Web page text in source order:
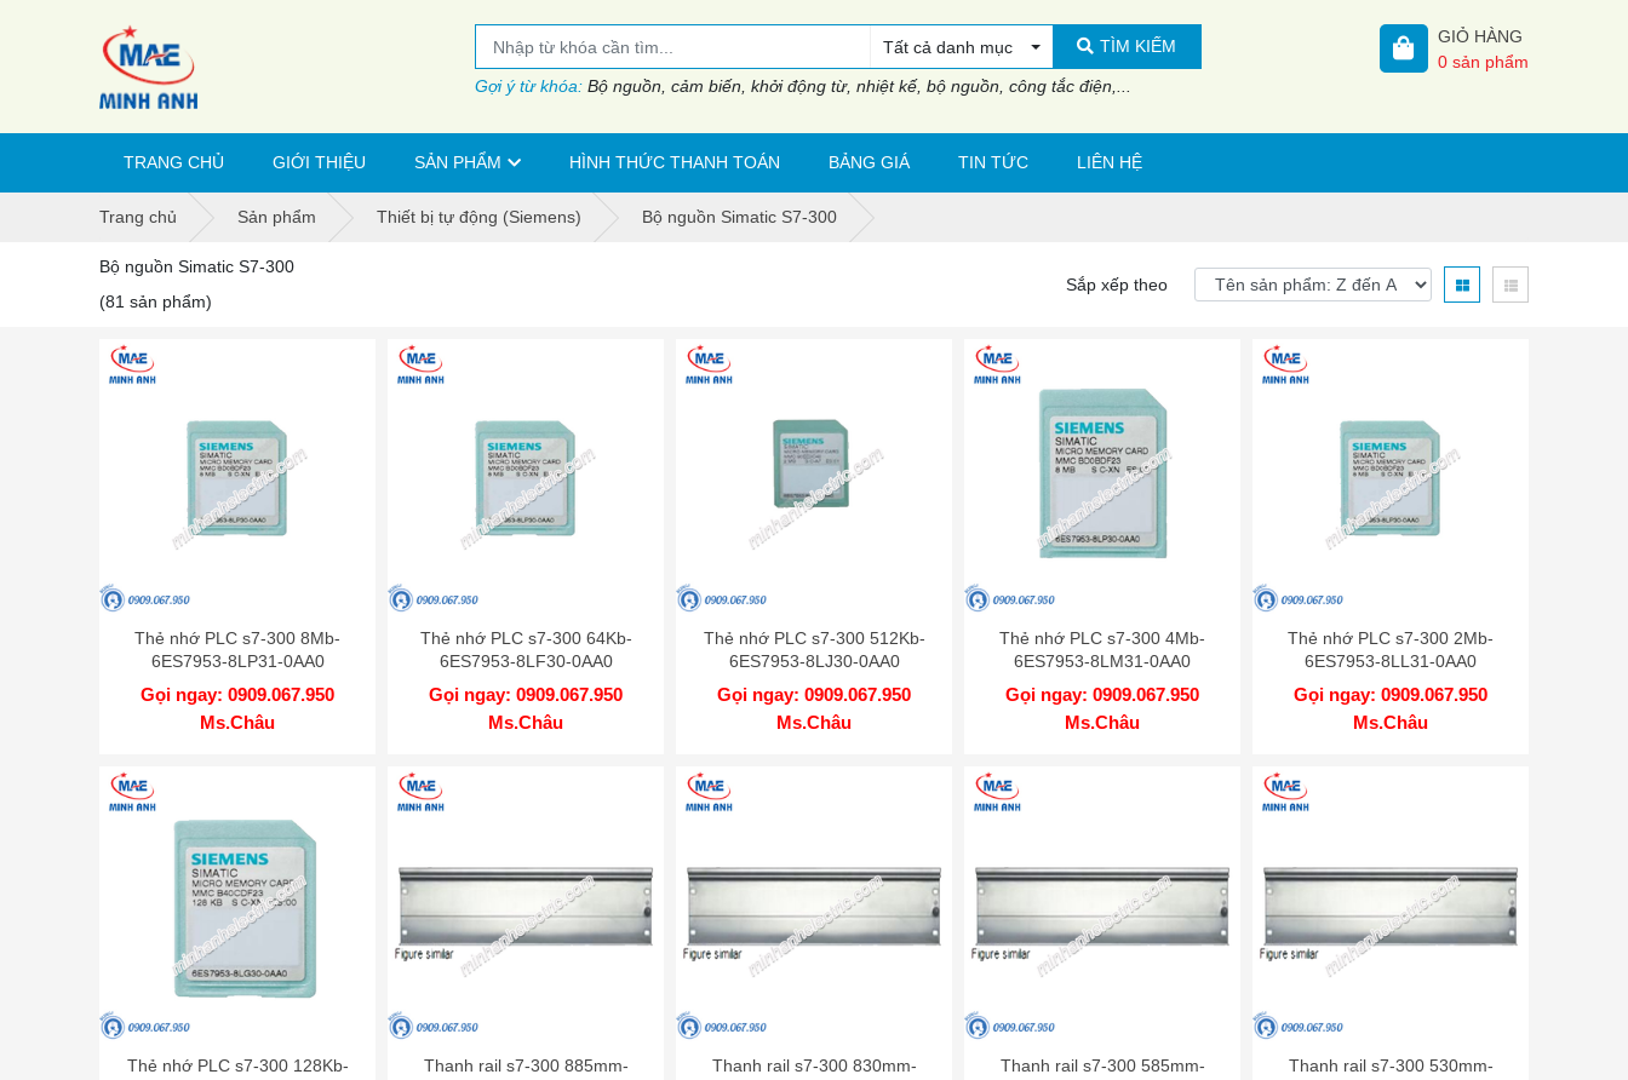
Tất cả danh mục TÌM KIẾM
Gợi ý từ khóa: Bộ nguồn, cảm biến, khởi động từ, nhiệt kế, bộ nguồn, công tắc điện,...
GIỎ HÀNG
0 sản phẩm
TRANG CHỦ GIỚI THIỆU SẢN PHẨM HÌNH THỨC THANH TOÁN BẢNG GIÁ TIN TỨC LIÊN HỆ
Trang chủ Sản phẩm Thiết bị tự động (Siemens) Bộ nguồn Simatic S7-300
Bộ nguồn Simatic S7-300
(81 sản phẩm)
Sắp xếp theo
Thẻ nhớ PLC s7-300 8Mb-
6ES7953-8LP31-0AA0
Gọi ngay: 0909.067.950
Ms.Châu
Thẻ nhớ PLC s7-300 64Kb-
6ES7953-8LF30-0AA0
Gọi ngay: 0909.067.950
Ms.Châu
Thẻ nhớ PLC s7-300 512Kb-
6ES7953-8LJ30-0AA0
Gọi ngay: 0909.067.950
Ms.Châu
Thẻ nhớ PLC s7-300 4Mb-
6ES7953-8LM31-0AA0
Gọi ngay: 0909.067.950
Ms.Châu
Thẻ nhớ PLC s7-300 2Mb-
6ES7953-8LL31-0AA0
Gọi ngay: 0909.067.950
Ms.Châu
Thẻ nhớ PLC s7-300 128Kb-
Thanh rail s7-300 885mm-
Thanh rail s7-300 830mm-
Thanh rail s7-300 585mm-
Thanh rail s7-300 530mm-